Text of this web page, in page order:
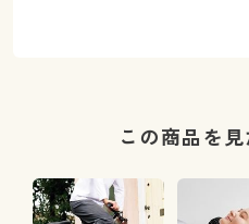
この商品を